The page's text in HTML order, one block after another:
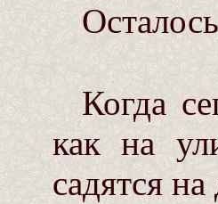
Когда
как на
садятся